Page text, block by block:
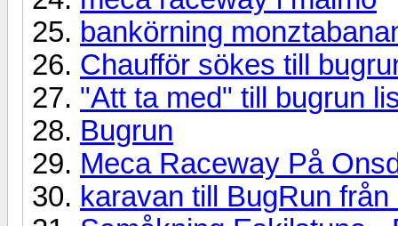
bankörning
Chaufför sökes till
"Att ta med" till bugrun
Bugrun
Meca Raceway På
karavan till BugRun från